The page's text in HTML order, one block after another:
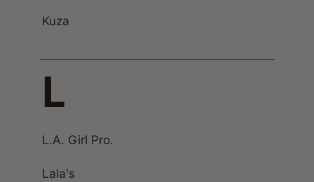
Kuza
L
L.A. Girl Pro.
Lala's